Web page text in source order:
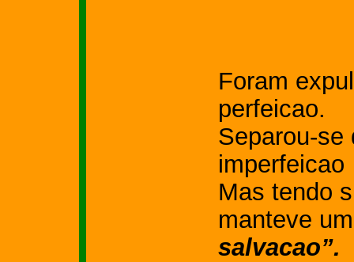
Foram
perfeicao.
Separou-se
imperfeicao
Mas tendo
manteve
salvacao”.